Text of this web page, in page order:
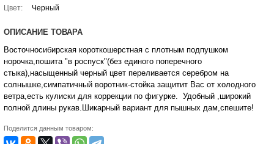
Цвет:
Черный
ОПИСАНИЕ ТОВАРА
Восточносибирская короткошерстная с плотным подпушком
норочка,пошита "в роспуск"(без единого поперечного
стыка),насыщенный черный цвет переливается серебром на
солнышке,симпатичный воротник-стойка защитит Вас от холодного
ветра,есть кулиски для коррекции по фигурке. Удобный ,широкий
полной длины рукав.Шикарный вариант для пышных дам,спешите!
Поделится данным товаром: